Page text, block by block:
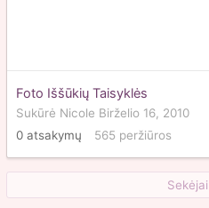
Foto Iššūkių Taisyklės
Sukūrė Nicole Birželio 16, 2010
0 atsakymų 565 peržiūros
Sekėjai